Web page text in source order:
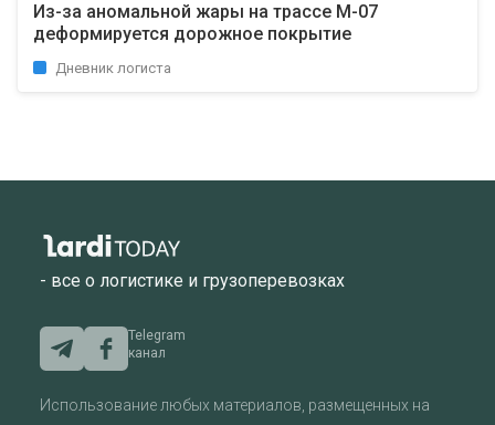
Из-за аномальной жары на трассе М-07
деформируется дорожное покрытие
Дневник логиста
- все о логистике и грузоперевозках
Telegram
канал
Использование любых материалов, размещенных на